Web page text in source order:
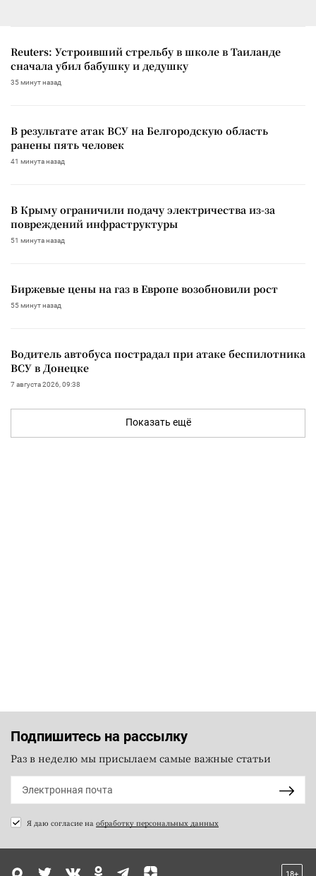
Reuters: Устроивший стрельбу в школе в Таиланде
сначала убил бабушку и дедушку
35 минут назад
В результате атак ВСУ на Белгородскую область
ранены пять человек
41 минута назад
В Крыму ограничили подачу электричества из-за
повреждений инфраструктуры
51 минута назад
Биржевые цены на газ в Европе возобновили рост
55 минут назад
Водитель автобуса пострадал при атаке беспилотника
ВСУ в Донецке
7 августа 2026, 09:38
Показать ещё
Подпишитесь на рассылку
Раз в неделю мы присылаем самые важные статьи
Я даю согласие на обработку персональных данных
18+